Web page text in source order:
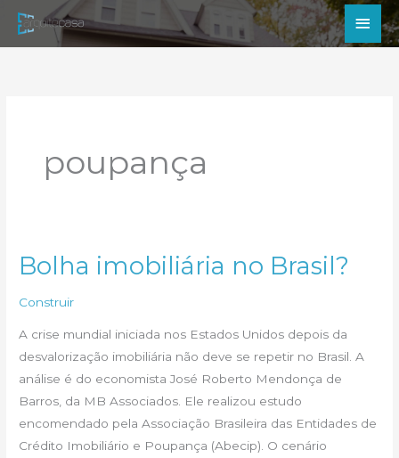
para
poupança
Bolha imobiliária no Brasil?
Construir
A crise mundial iniciada nos Estados Unidos depois da
desvalorização imobiliária não deve se repetir no Brasil. A
análise é do economista José Roberto Mendonça de
Barros, da MB Associados. Ele realizou estudo
encomendado pela Associação Brasileira das Entidades de
Crédito Imobiliário e Poupança (Abecip). O cenário